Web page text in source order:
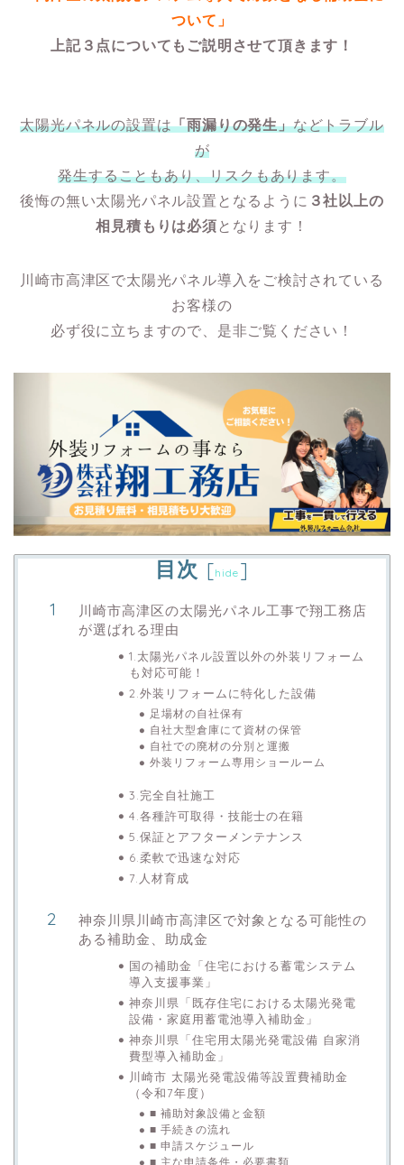
ついて」
上記３点についてもご説明させて頂きます！
太陽光パネルの設置は「雨漏りの発生」などトラブル
が
発生することもあり、リスクもあります。
後悔の無い太陽光パネル設置となるように ３社以上の
相見積もりは必須 となります！
川崎市高津区で太陽光パネル導入をご検討されている
お客様の
必ず役に立ちますので、是非ご覧ください！
目次 [hide ]
川崎市高津区の太陽光パネル工事で翔工務店
が選ばれる理由
1.太陽光パネル設置以外の外装リフォーム
も対応可能！
2.外装リフォームに特化した設備
足場材の自社保有
自社大型倉庫にて資材の保管
自社での廃材の分別と運搬
外装リフォーム専用ショールーム
3.完全自社施工
4.各種許可取得・技能士の在籍
5.保証とアフターメンテナンス
6.柔軟で迅速な対応
7.人材育成
神奈川県川崎市高津区で対象となる可能性の
ある補助金、助成金
国の補助金「住宅における蓄電システム
導入支援事業」
神奈川県「既存住宅における太陽光発電
設備・家庭用蓄電池導入補助金」
神奈川県「住宅用太陽光発電設備 自家消
費型導入補助金」
川崎市 太陽光発電設備等設置費補助金
（令和7年度）
■ 補助対象設備と金額
■ 手続きの流れ
■ 申請スケジュール
■ 主な申請条件・必要書類